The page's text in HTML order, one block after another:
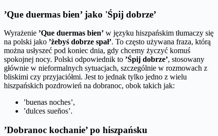
’Que duermas bien’ jako 'Śpij dobrze’
Wyrażenie ’Que duermas bien’ w języku hiszpańskim tłumaczy się
na polski jako ’żebyś dobrze spał’. To często używana fraza, którą
można usłyszeć pod koniec dnia, gdy chcemy życzyć komuś
spokojnej nocy. Polski odpowiednik to ’Śpij dobrze’, stosowany
głównie w nieformalnych sytuacjach, szczególnie w rozmowach z
bliskimi czy przyjaciółmi. Jest to jednak tylko jedno z wielu
hiszpańskich pozdrowień na dobranoc, obok takich jak:
’buenas noches’,
’dulces sueños’.
’Dobranoc kochanie’ po hiszpańsku